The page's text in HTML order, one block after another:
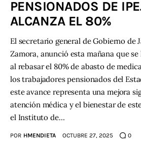
Contacto
PENSIONADOS DE
ALCANZA EL 80%
El secretario general de Gobierno de
Zamora, anunció esta mañana que
al rebasar el 80% de abasto de
los trabajadores pensionados del
este avance representa una mejora
atención médica y el bienestar de
el Instituto de…
POR HMENDIETA OCTUBRE 27, 2025 0